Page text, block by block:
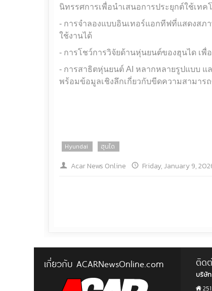
นิทรรศการเพื่อนำเสนอการประยุกต์ใช้เท
- การจำลองแบบอินเทอร์แอกทีฟที่แสดงส
ใช้งานได้
- การโชว์การวิจัยด้านหุ่นยนต์ของฮุนได เพื่
- การสาธิตหุ่นยนต์ AI หลากหลายรูปแบบ แ
พร้อมข้อมูลเชิงลึกเกี่ยวกับขีดความสามาร
Hyundai ฮุนได
Acar News Online Friday, January 9,
เกี่ยวกับ ACARNewsOnline.com ติด
บริษั